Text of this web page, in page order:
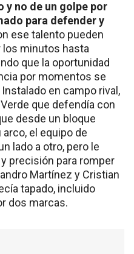
y no de un golpe por
para defender y
ese talento pueden
los minutos hasta
que la oportunidad
por momentos se
en campo rival,
que defendía con
desde un bloque
el equipo de
lado a otro, pero le
precisión para romper
Martínez y Cristian
tapado, incluido
dos marcas.